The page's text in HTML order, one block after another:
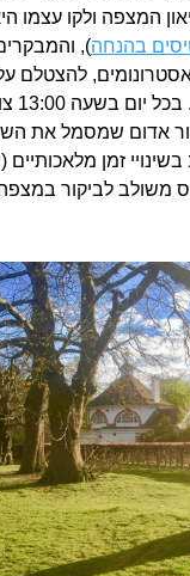
המצפה ולקו עצמו
בהנחה),
להצטלם
אדום שמסמל את
משולב לביקור